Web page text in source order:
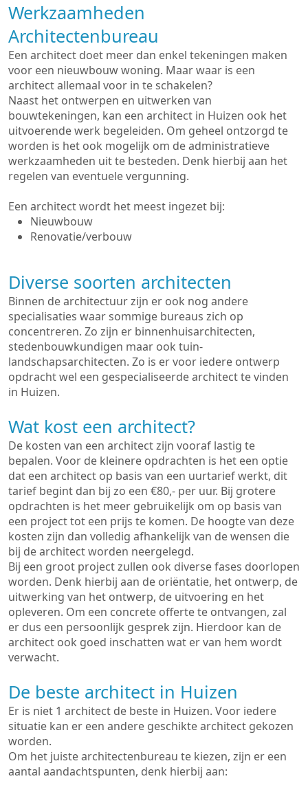
Werkzaamheden
Architectenbureau
Een architect doet meer dan enkel tekeningen maken
voor een nieuwbouw woning. Maar waar is een
architect allemaal voor in te schakelen?
Naast het ontwerpen en uitwerken van
bouwtekeningen, kan een architect in Huizen ook het
uitvoerende werk begeleiden. Om geheel ontzorgd te
worden is het ook mogelijk om de administratieve
werkzaamheden uit te besteden. Denk hierbij aan het
regelen van eventuele vergunning.
Een architect wordt het meest ingezet bij:
Nieuwbouw
Renovatie/verbouw
Diverse soorten architecten
Binnen de architectuur zijn er ook nog andere
specialisaties waar sommige bureaus zich op
concentreren. Zo zijn er binnenhuisarchitecten,
stedenbouwkundigen maar ook tuin-
landschapsarchitecten. Zo is er voor iedere ontwerp
opdracht wel een gespecialiseerde architect te vinden
in Huizen.
Wat kost een architect?
De kosten van een architect zijn vooraf lastig te
bepalen. Voor de kleinere opdrachten is het een optie
dat een architect op basis van een uurtarief werkt, dit
tarief begint dan bij zo een €80,- per uur. Bij grotere
opdrachten is het meer gebruikelijk om op basis van
een project tot een prijs te komen. De hoogte van deze
kosten zijn dan volledig afhankelijk van de wensen die
bij de architect worden neergelegd.
Bij een groot project zullen ook diverse fases doorlopen
worden. Denk hierbij aan de oriëntatie, het ontwerp, de
uitwerking van het ontwerp, de uitvoering en het
opleveren. Om een concrete offerte te ontvangen, zal
er dus een persoonlijk gesprek zijn. Hierdoor kan de
architect ook goed inschatten wat er van hem wordt
verwacht.
De beste architect in Huizen
Er is niet 1 architect de beste in Huizen. Voor iedere
situatie kan er een andere geschikte architect gekozen
worden.
Om het juiste architectenbureau te kiezen, zijn er een
aantal aandachtspunten, denk hierbij aan: